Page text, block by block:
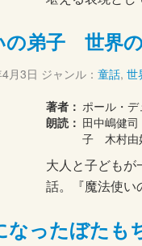
の弟子 世界
月3日 ジャンル： 童話, 世
著者： ポール・デ
朗読： 田中嶋健
子 木村
大人と子どもが
話。『魔法使い
なったぼたも